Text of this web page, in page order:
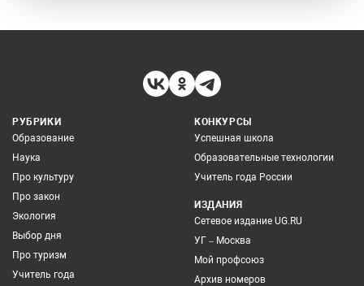
РУБРИКИ
Образование
Наука
Про культуру
Про закон
Экология
Выбор дня
Про туризм
Учитель года
КОНКУРСЫ
Успешная школа
Образовательные технологии
Учитель года России
ИЗДАНИЯ
Сетевое издание UG.RU
УГ – Москва
Мой профсоюз
Архив номеров